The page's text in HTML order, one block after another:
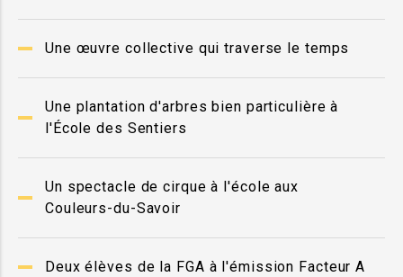
Une œuvre collective qui traverse le temps
Une plantation d'arbres bien particulière à
l'École des Sentiers
Un spectacle de cirque à l'école aux
Couleurs-du-Savoir
Deux élèves de la FGA à l'émission Facteur A